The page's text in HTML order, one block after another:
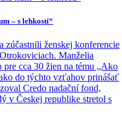
– s lehkostí“
zúčastnili ženskej konferencie
Manželia
cca 30 žien na tému „Ako
do týchto vzťahov prinášať
Credo nadační fond,
v Českej republike stretol s